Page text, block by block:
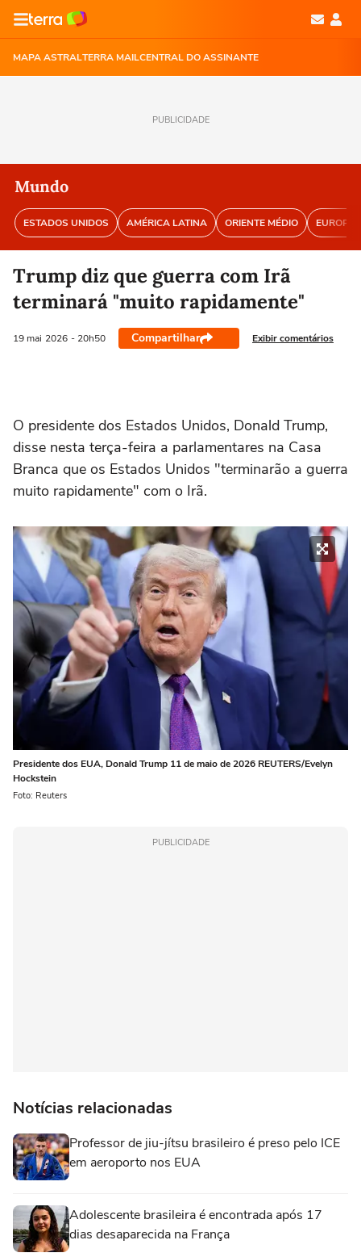
MAPA ASTRALTERRA MAILCENTRAL DO ASSINANTE
PUBLICIDADE
Mundo
ESTADOS UNIDOS AMÉRICA LATINA ORIENTE MÉDIO EUROPA
Trump diz que guerra com Irã
terminará "muito rapidamente"
19 mai 2026 - 20h50 Compartilhar Exibir comentários
O presidente dos ⁠Estados ‌Unidos, ‌Donald ‌Trump,
⁠disse nesta terça-feira a ‌parlamentares ‌na ⁠Casa
⁠Branca ⁠que ‌os ‌Estados Unidos "terminarão ⁠a ‌guerra
muito rapidamente" ⁠com o Irã.
Presidente dos EUA, Donald Trump 11 de maio de 2026 REUTERS/Evelyn
Hockstein
Foto: Reuters
PUBLICIDADE
Notícias relacionadas
Professor de jiu-jítsu brasileiro é preso pelo ICE
em aeroporto nos EUA
Adolescente brasileira é encontrada após 17
dias desaparecida na França